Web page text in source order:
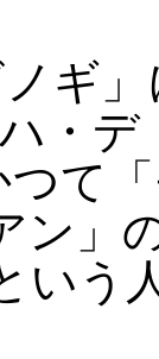
ギ
・
て
ン」
いう